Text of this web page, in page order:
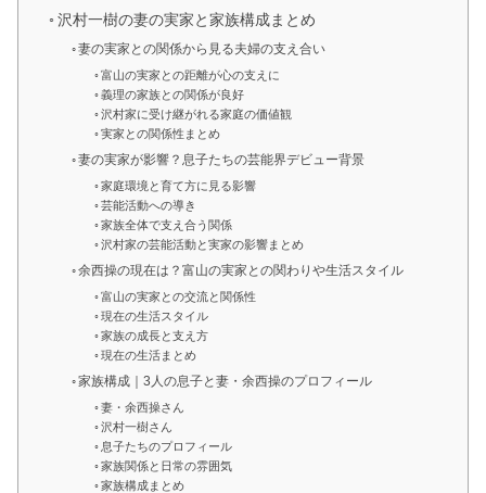
沢村一樹の妻の実家と家族構成まとめ
妻の実家との関係から見る夫婦の支え合い
富山の実家との距離が心の支えに
義理の家族との関係が良好
沢村家に受け継がれる家庭の価値観
実家との関係性まとめ
妻の実家が影響？息子たちの芸能界デビュー背景
家庭環境と育て方に見る影響
芸能活動への導き
家族全体で支え合う関係
沢村家の芸能活動と実家の影響まとめ
余西操の現在は？富山の実家との関わりや生活スタイル
富山の実家との交流と関係性
現在の生活スタイル
家族の成長と支え方
現在の生活まとめ
家族構成｜3人の息子と妻・余西操のプロフィール
妻・余西操さん
沢村一樹さん
息子たちのプロフィール
家族関係と日常の雰囲気
家族構成まとめ